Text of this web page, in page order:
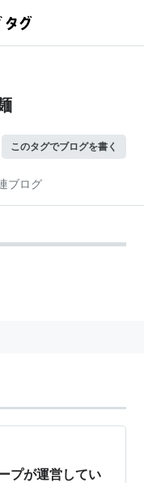
このタグでブログを書く
ブログ
プが運営してい